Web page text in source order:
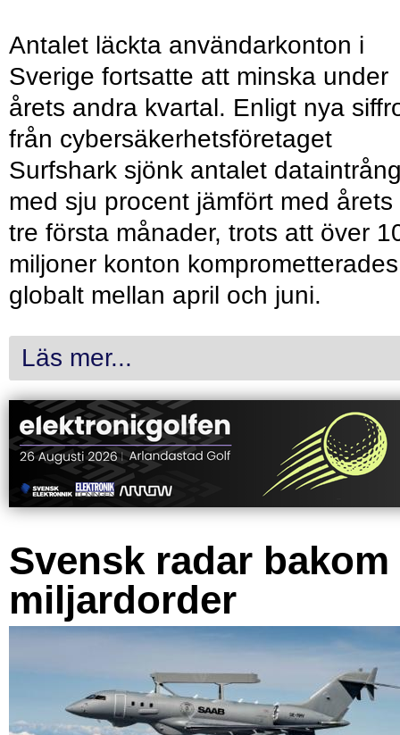
Antalet läckta användarkonton i
Sverige fortsatte att minska under
årets andra kvartal. Enligt nya
från cybersäkerhetsföretaget
Surfshark sjönk antalet
med sju procent jämfört med årets
tre första månader, trots att över
miljoner konton komprometterades
globalt mellan april och juni.
Läs mer...
Svensk radar bakom
miljardorder